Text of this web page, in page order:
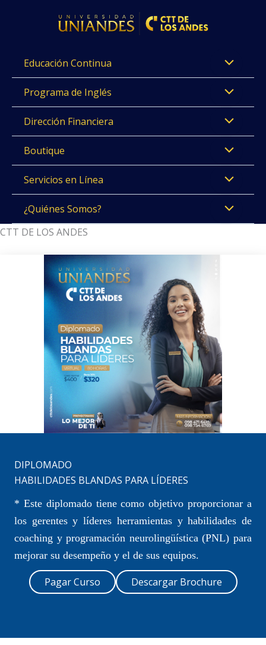
Educación Continua
Programa de Inglés
Dirección Financiera
Boutique
Servicios en Línea
¿Quiénes Somos?
CTT DE LOS ANDES
DIPLOMADO
HABILIDADES BLANDAS PARA LÍDERES
* Este diplomado tiene como objetivo proporcionar a
los gerentes y líderes herramientas y habilidades de
coaching y programación neurolingüística (PNL) para
mejorar su desempeño y el de sus equipos.
Pagar Curso Descargar Brochure